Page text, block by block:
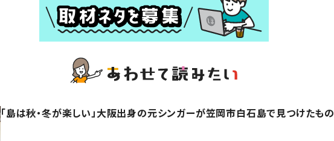
「島は秋・冬が楽しい」大阪出身の元シンガーが笠岡市白石島で見つけたもの